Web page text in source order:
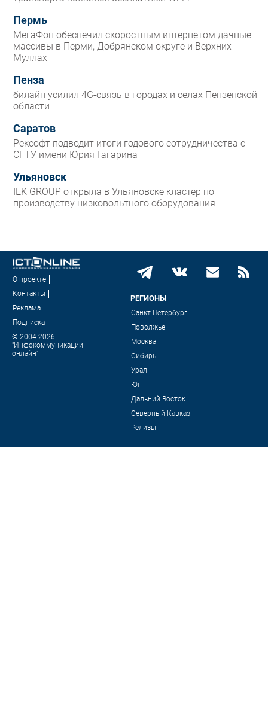
Пермь
МегаФон обеспечил скоростным интернетом дачные
массивы в Перми, Добрянском округе и Верхних
Муллах
Пенза
билайн усилил 4G-связь в городах и селах Пензенской
области
Саратов
Рексофт подводит итоги годового сотрудничества с
СГТУ имени Юрия Гагарина
Ульяновск
IEK GROUP открыла в Ульяновске кластер по
производству низковольтного оборудования
О проекте
Контакты
Реклама
Подписка
© 2004-2026
"Инфокоммуникации
онлайн"
РЕГИОНЫ
Санкт-Петербург
Поволжье
Москва
Сибирь
Урал
Юг
Дальний Восток
Северный Кавказ
Релизы